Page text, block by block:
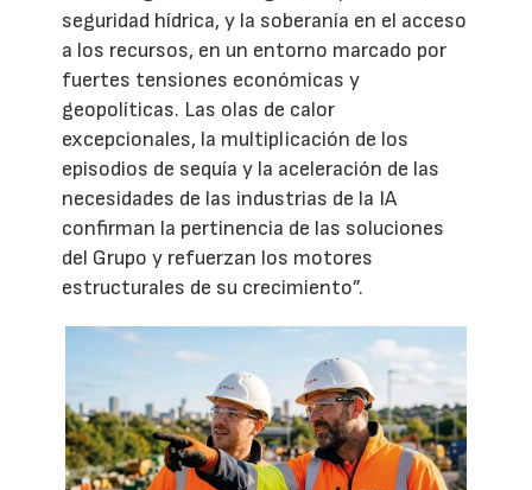
seguridad hídrica, y la soberanía en el acceso
a los recursos, en un entorno marcado por
fuertes tensiones económicas y
geopolíticas. Las olas de calor
excepcionales, la multiplicación de los
episodios de sequía y la aceleración de las
necesidades de las industrias de la IA
confirman la pertinencia de las soluciones
del Grupo y refuerzan los motores
estructurales de su crecimiento”.